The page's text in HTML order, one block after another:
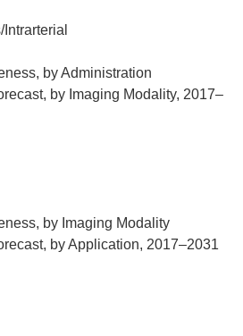
by Administration
by Imaging Modality, 2017–
by Imaging Modality
by Application, 2017–2031